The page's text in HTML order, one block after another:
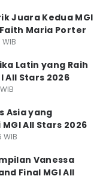
Juara Kedua MGI
Maria Porter
Latin yang Raih
All Stars 2026
Asia yang
All Stars 2026
WIB
Vanessa
Final MGI All